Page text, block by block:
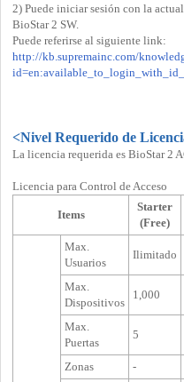
2) Puede iniciar sesión con la
BioStar 2 SW.
Puede referirse al siguiente link:
http://kb.supremainc.com/
<Nivel Requerido de
La licencia requerida es BioStar 2
Licencia para Control de Acceso
Items
Starter
(Free)
Max.
Usuarios
Ilimitado
Max.
Dispositivos
1,000
Max.
Puertas
5
Zonas -